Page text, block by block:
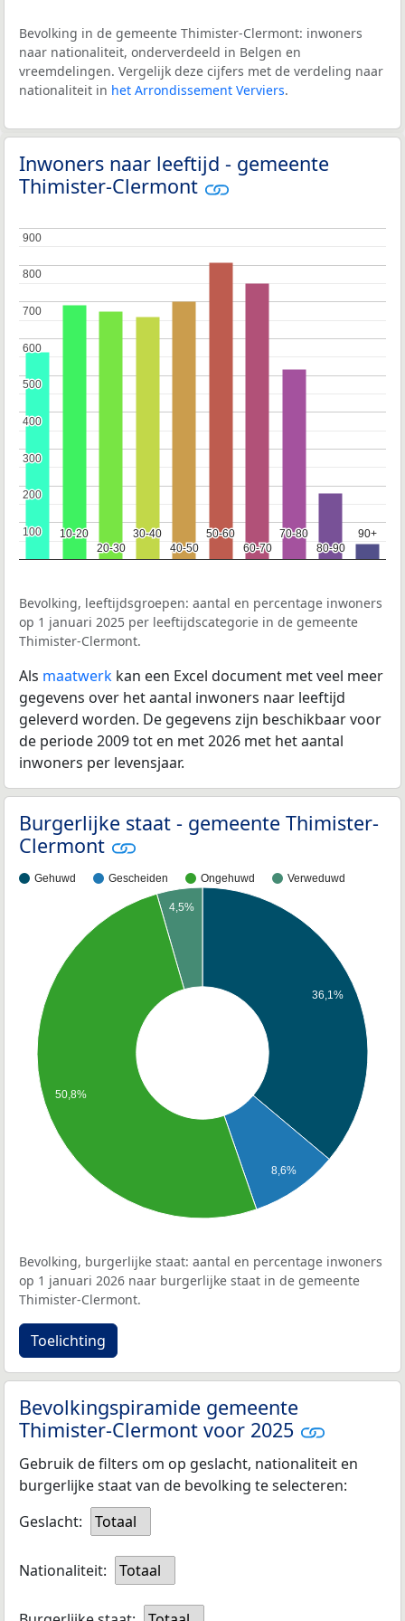
Bevolking in de gemeente Thimister-Clermont: inwoners
naar nationaliteit, onderverdeeld in Belgen en
vreemdelingen. Vergelijk deze cijfers met de verdeling naar
nationaliteit in het Arrondissement Verviers.
Inwoners naar leeftijd - gemeente
Thimister-Clermont
10-20
10-20
20-30
20-30
30-40
30-40
40-50
40-50
50-60
50-60
60-70
60-70
70-80
70-80
80-90
80-90
90+
90+
100
100
200
200
300
300
400
400
500
500
600
600
700
700
800
800
900
900
Bevolking, leeftijdsgroepen: aantal en percentage inwoners
op 1 januari 2025 per leeftijdscategorie in de gemeente
Thimister-Clermont.
Als maatwerk kan een Excel document met veel meer
gegevens over het aantal inwoners naar leeftijd
geleverd worden. De gegevens zijn beschikbaar voor
de periode 2009 tot en met 2026 met het aantal
inwoners per levensjaar.
Burgerlijke staat - gemeente Thimister-
Clermont
Gehuwd Gescheiden Ongehuwd Verweduwd
36,1%
8,6%
4,5%
50,8%
Bevolking, burgerlijke staat: aantal en percentage inwoners
op 1 januari 2026 naar burgerlijke staat in de gemeente
Thimister-Clermont.
Toelichting
Bevolkingspiramide gemeente
Thimister-Clermont voor 2025
Gebruik de filters om op geslacht, nationaliteit en
burgerlijke staat van de bevolking te selecteren:
Geslacht:
Totaal
Nationaliteit: Totaal